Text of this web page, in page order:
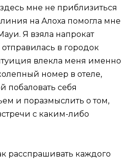
здесь мне не приблизиться
на Алоха помогла мне
Я взяла напрокат
в городок
влекла меня именно
номер в отеле,
побаловать себя
и поразмыслить о том,
с каким-либо
расспрашивать каждого